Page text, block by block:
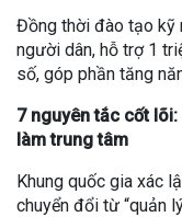
Đồng thời đào tạo kỹ
người dân, hỗ trợ 1
số, góp phần tăng
7 nguyên tắc cốt
làm trung tâm
Khung quốc gia xác
chuyển đổi từ “quản